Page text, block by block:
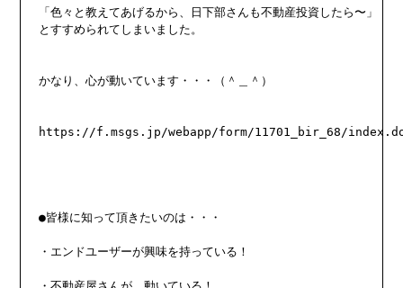
「色々と教えてあげるから、日下部さんも不動産投資したら〜」
とすすめられてしまいました。
かなり、心が動いています・・・（＾＿＾）
https://f.msgs.jp/webapp/form/11701_bir_68/
●皆様に知って頂きたいのは・・・
・エンドユーザーが興味を持っている！